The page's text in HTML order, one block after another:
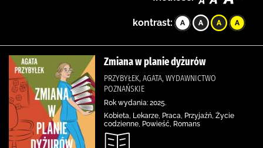
kontrast:
Zmiana w planie dyżurów
PRZYBYŁEK, AGATA, WYDAWNICTWO
POZNAŃSKIE
Rok wydania: 2025.
Kobieta, Lekarze, Praca, Przyjaźń, Życie
codzienne, Powieść, Romans